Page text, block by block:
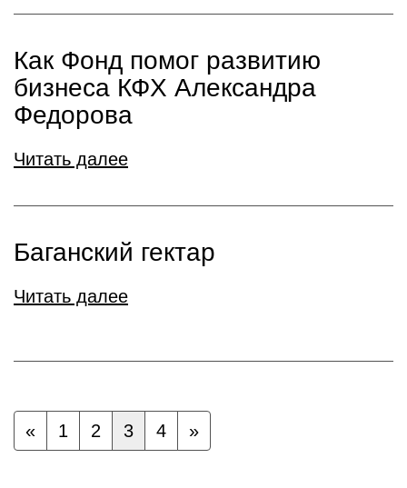
Как Фонд помог развитию
бизнеса КФХ Александра
Федорова
Читать далее
Баганский гектар
Читать далее
« 1 2 3 4 »